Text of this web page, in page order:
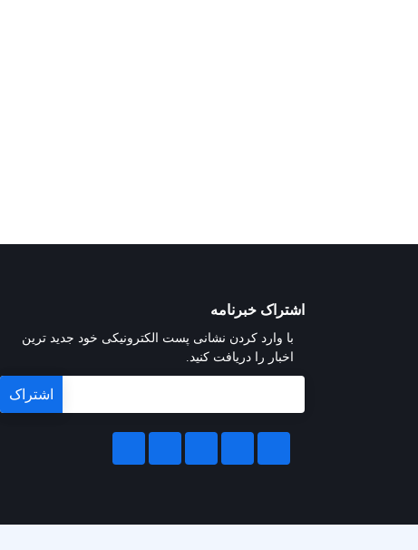
اشتراک خبرنامه
با وارد کردن نشانی پست الکترونیکی خود جدید ترین
اخبار را دریافت کنید.